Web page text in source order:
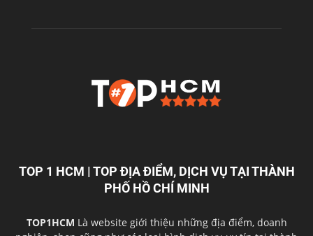
TOP 1 HCM | TOP ĐỊA ĐIỂM, DỊCH VỤ TẠI THÀNH
PHỐ HỒ CHÍ MINH
TOP1HCM Là website giới thiệu những địa điểm, doanh